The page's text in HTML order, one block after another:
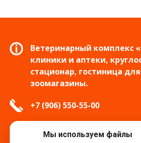
Ветеринарный комплекс
клиники и аптеки,
стационар, гостиница
зоомагазины.
+7 (906) 550-55-00
info.tver@bars-vet.ru
Мы используем файлы